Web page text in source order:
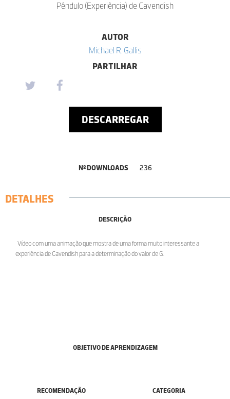
Pêndulo (Experiência) de Cavendish
AUTOR
Michael R. Gallis
PARTILHAR
DESCARREGAR
Nº DOWNLOADS 236
DETALHES
DESCRIÇÃO
Vídeo com uma animação que mostra de uma forma muito interessante a
experiência de Cavendish para a determinação do valor de G.
OBJETIVO DE APRENDIZAGEM
RECOMENDAÇÃO CATEGORIA